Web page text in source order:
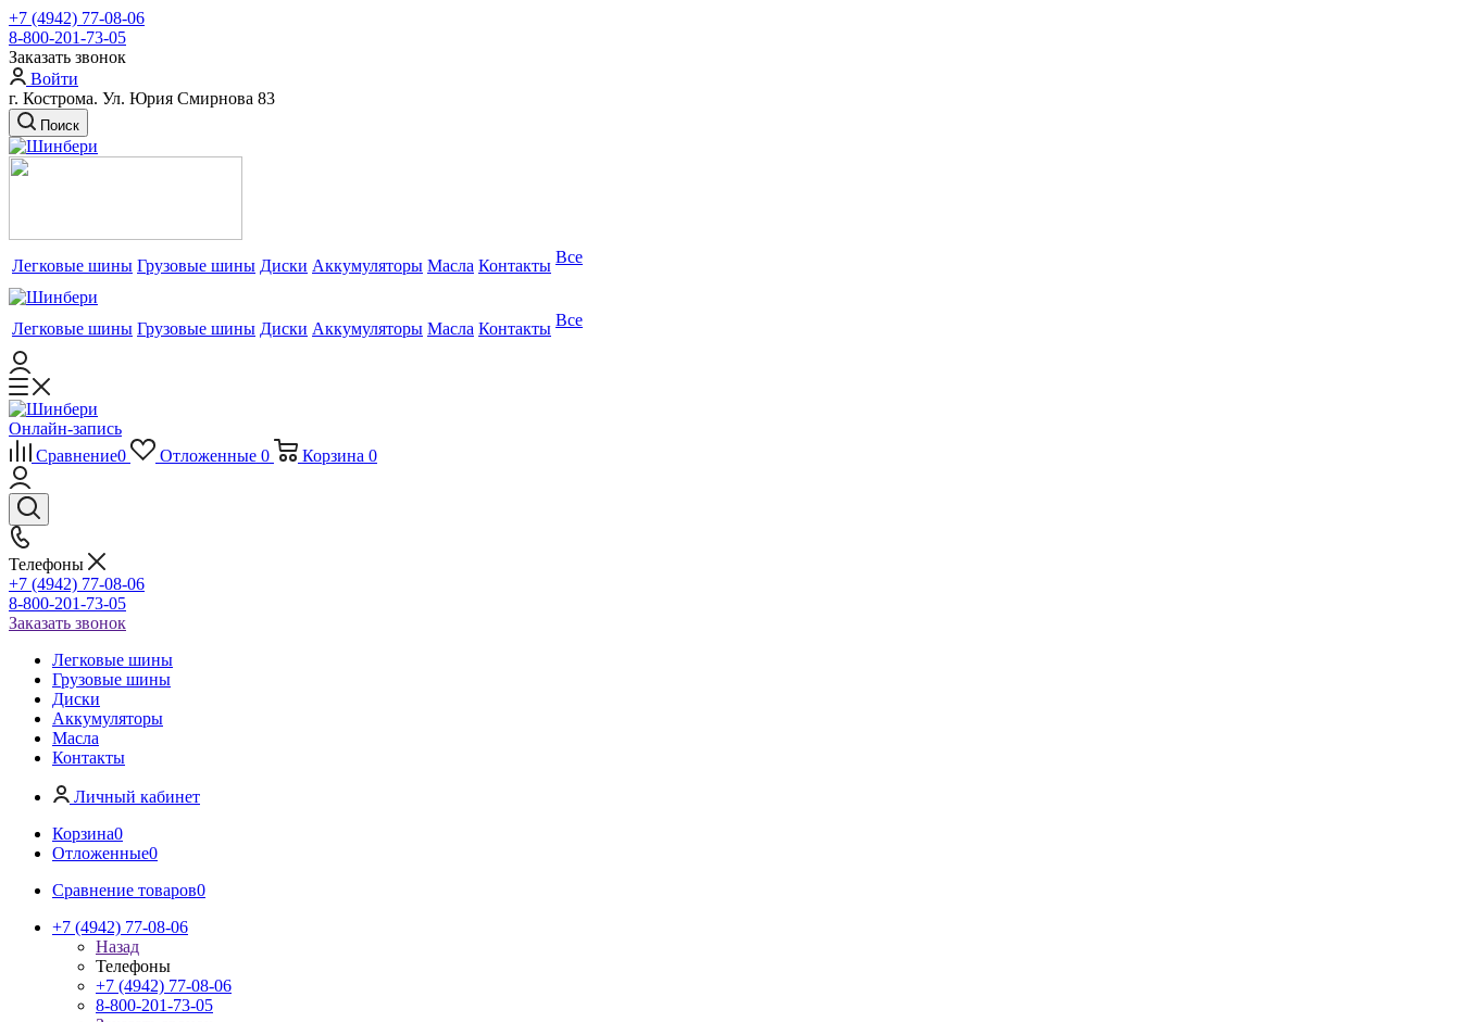
+7 (4942) 77-08-06
8-800-201-73-05
Заказать звонок
Войти
г. Кострома. Ул. Юрия Смирнова 83
Поиск
Легковые шины Грузовые шины Диски Аккумуляторы Масла Контакты Все
Легковые шины Грузовые шины Диски Аккумуляторы Масла Контакты Все
Онлайн-запись
Сравнение0 Отложенные 0 Корзина 0
Телефоны
+7 (4942) 77-08-06
8-800-201-73-05
Заказать звонок
Легковые шины
Грузовые шины
Диски
Аккумуляторы
Масла
Контакты
Личный кабинет
Корзина0
Отложенные0
Сравнение товаров0
+7 (4942) 77-08-06
Назад
Телефоны
+7 (4942) 77-08-06
8-800-201-73-05